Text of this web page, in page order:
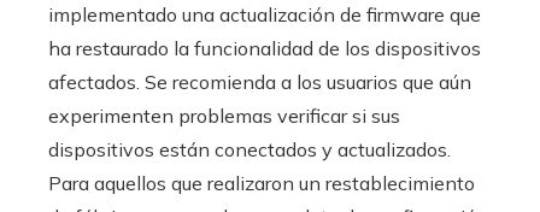
implementado una actualización de firmware que
ha restaurado la funcionalidad de los dispositivos
afectados. Se recomienda a los usuarios que aún
experimenten problemas verificar si sus
dispositivos están conectados y actualizados.
Para aquellos que realizaron un restablecimiento